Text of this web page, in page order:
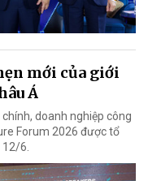
mới của giới
Á
doanh nghiệp công
Forum 2026 được tổ
6.